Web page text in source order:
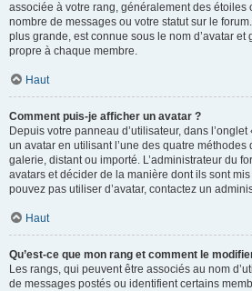
associée à votre rang, généralement des étoiles
nombre de messages ou votre statut sur le
plus grande, est connue sous le nom d’avatar
propre à chaque membre.
Haut
Comment puis-je afficher un avatar ?
Depuis votre panneau d’utilisateur, dans
un avatar en utilisant l’une des quatre méthodes
galerie, distant ou importé. L’administrateur du
avatars et décider de la manière dont ils sont
pouvez pas utiliser d’avatar, contactez un
Haut
Qu’est-ce que mon rang et comment le
Les rangs, qui peuvent être associés au nom
de messages postés ou identifient certains